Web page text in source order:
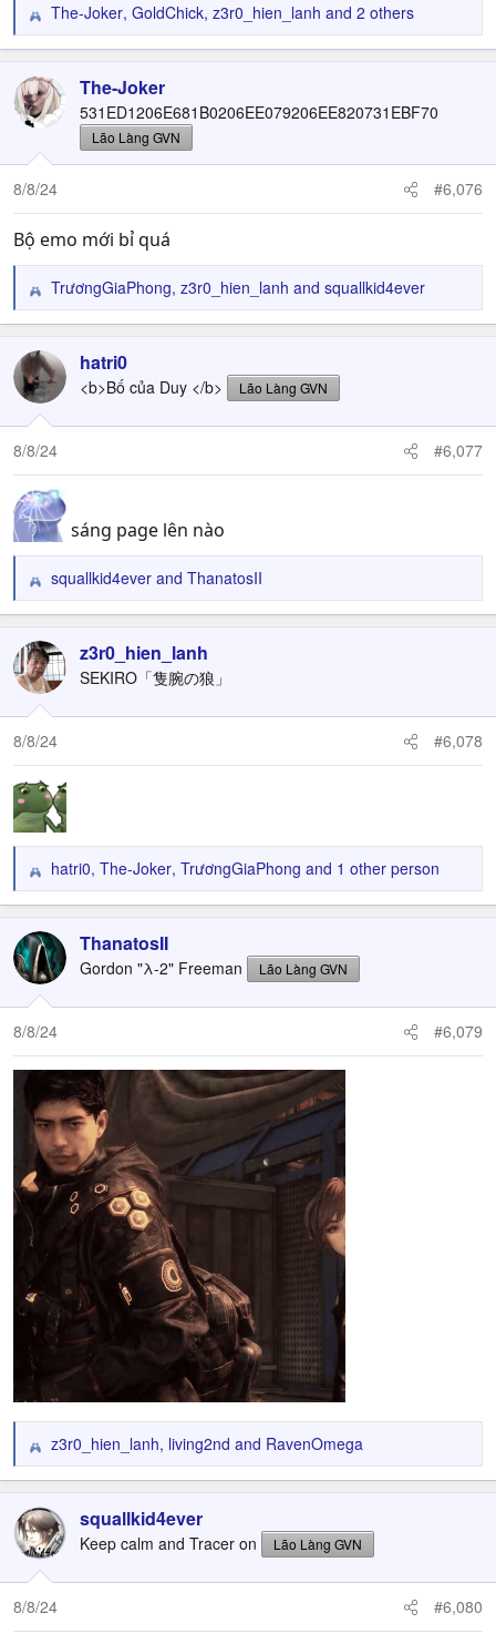
R
e
c
t
i
n
s
:
The-Joker, GoldChick, z3r0_hien_lanh and 2 others
The-Joker
531ED1206E681B0206EE079206EE820731EBF70
Lão Làng GVN
8/8/24 #6,076
Bộ emo mới bỉ quá
R
e
c
t
i
o
n
:
TrươngGiaPhong, z3r0_hien_lanh and squallkid4ever
hatri0
<b>Bố của Duy </b> Lão Làng GVN
8/8/24 #6,077
sáng page lên nào
R
e
c
t
i
o
n
:
squallkid4ever and ThanatosII
z3r0_hien_lanh
SEKIRO「隻腕の狼」
8/8/24 #6,078
R
e
c
t
i
o
n
:
hatri0, The-Joker, TrươngGiaPhong and 1 other person
ThanatosII
Gordon "λ-2" Freeman Lão Làng GVN
8/8/24 #6,079
R
e
c
t
i
o
n
z3r0_hien_lanh, living2nd and RavenOmega
squallkid4ever
Keep calm and Tracer on Lão Làng GVN
8/8/24 #6,080